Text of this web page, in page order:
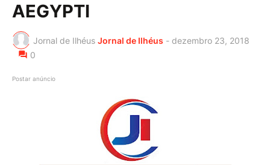
AEGYPTI
Jornal de Ilhéus Jornal de Ilhéus - dezembro 23, 2018
0
Postar anúncio